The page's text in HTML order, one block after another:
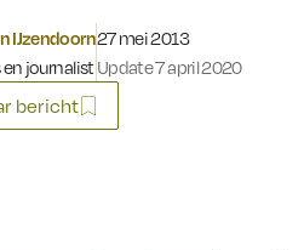
IJzendoorn
journalist
Gepubliceerd op:
27 mei 2013
Update 7 april 2020
bericht